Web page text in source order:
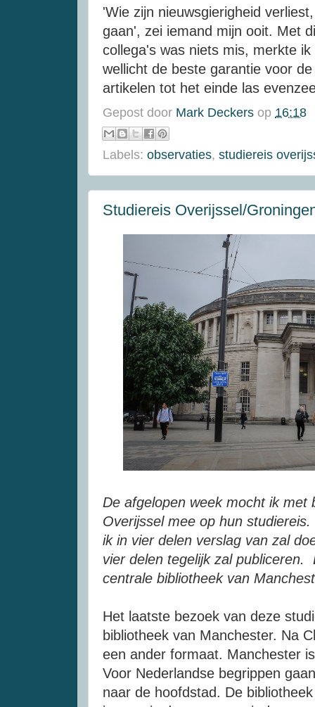
'Wie zijn nieuwsgierigheid
gaan', zei iemand mijn ooit. Met
collega's was niets mis, merkte
wellicht de beste garantie voor
artikelen tot het einde las
Gepost door Mark Deckers op 16:18
Labels: observaties, studiereis
Studiereis Overijssel/
De afgelopen week mocht ik met
Overijssel mee op hun
ik in vier delen verslag van zal
vier delen tegelijk zal
centrale bibliotheek van
Het laatste bezoek van deze
bibliotheek van Manchester. Na
een ander formaat. Manchester
Voor Nederlandse begrippen
naar de hoofdstad. De